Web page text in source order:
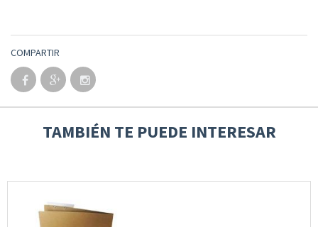
COMPARTIR
TAMBIÉN TE PUEDE INTERESAR